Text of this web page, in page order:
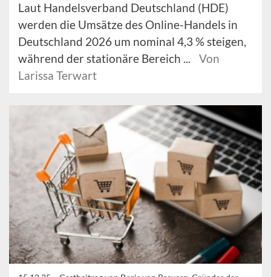
Laut Handelsverband Deutschland (HDE)
werden die Umsätze des Online-Handels in
Deutschland 2026 um nominal 4,3 % steigen,
während der stationäre Bereich ...
Von
Larissa Terwart